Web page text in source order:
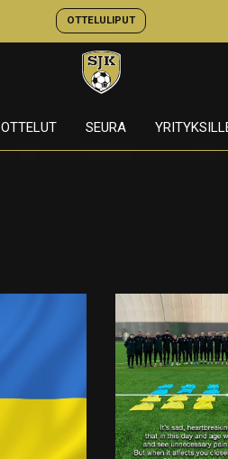
OTTELULIPUT
OTTELUT SEURA